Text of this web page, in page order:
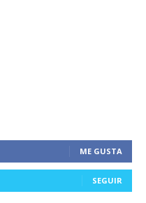
ME GUSTA
SEGUIR